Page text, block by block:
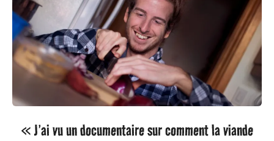
« J’ai vu un documentaire sur comment la viande